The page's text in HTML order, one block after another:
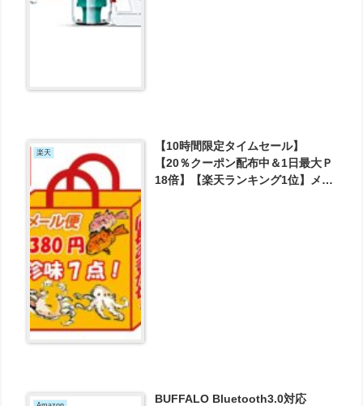
楽天
【10時間限定タイムセール】
【20％クーポン配布中＆1日最大Ｐ
18倍】【楽天ランキング1位】メー
BUFFALO Bluetooth3.0対応